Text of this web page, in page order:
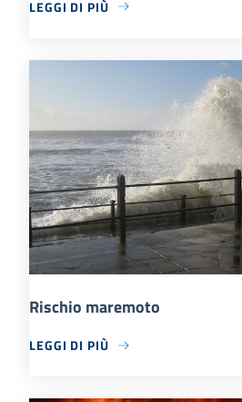
LEGGI DI PIÙ
Rischio maremoto
LEGGI DI PIÙ